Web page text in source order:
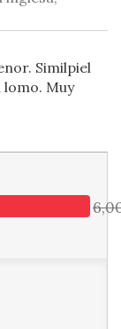
Similpiel
Muy